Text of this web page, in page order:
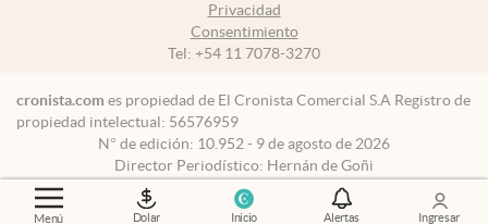
Menú Dolar Inicio Alertas Ingresar
Privacidad
Consentimiento
Tel: +54 11 7078-3270
cronista.com es propiedad de El Cronista Comercial S.A Registro de
propiedad intelectual: 56576959
N° de edición: 10.952 - 9 de agosto de 2026
Director Periodístico: Hernán de Goñi